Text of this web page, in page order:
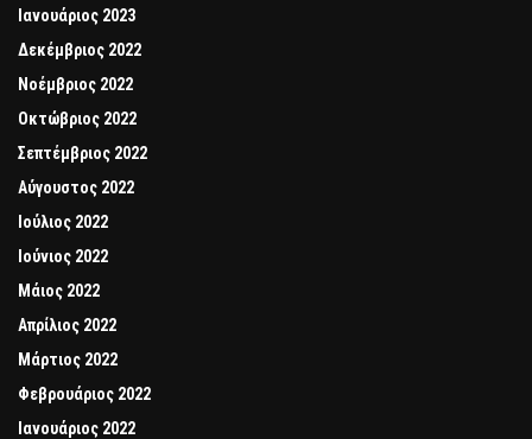
Ιανουάριος 2023
Δεκέμβριος 2022
Νοέμβριος 2022
Οκτώβριος 2022
Σεπτέμβριος 2022
Αύγουστος 2022
Ιούλιος 2022
Ιούνιος 2022
Μάιος 2022
Απρίλιος 2022
Μάρτιος 2022
Φεβρουάριος 2022
Ιανουάριος 2022